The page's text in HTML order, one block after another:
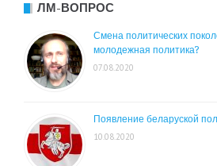
ЛМ-ВОПРОС
Смена политических
молодежная политика?
07.08.2020
Появление беларуской
10.08.2020